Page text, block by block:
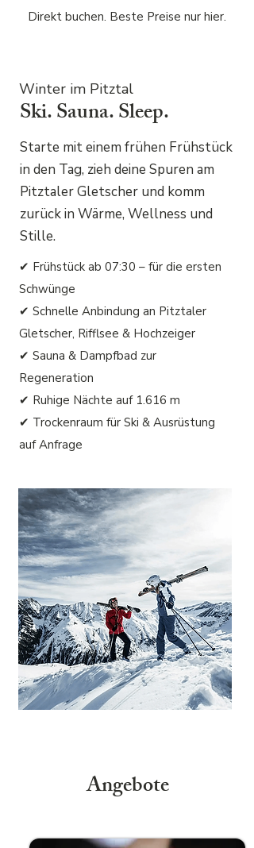
Direkt buchen. Beste Preise nur hier.
Winter im Pitztal
Ski. Sauna. Sleep.
Starte mit einem frühen Frühstück
in den Tag, zieh deine Spuren am
Pitztaler Gletscher und komm
zurück in Wärme, Wellness und
Stille.
✔ Frühstück ab 07:30 – für die ersten
Schwünge
✔ Schnelle Anbindung an Pitztaler
Gletscher, Rifflsee & Hochzeiger
✔ Sauna & Dampfbad zur
Regeneration
✔ Ruhige Nächte auf 1.616 m
✔ Trockenraum für Ski & Ausrüstung
auf Anfrage
Angebote